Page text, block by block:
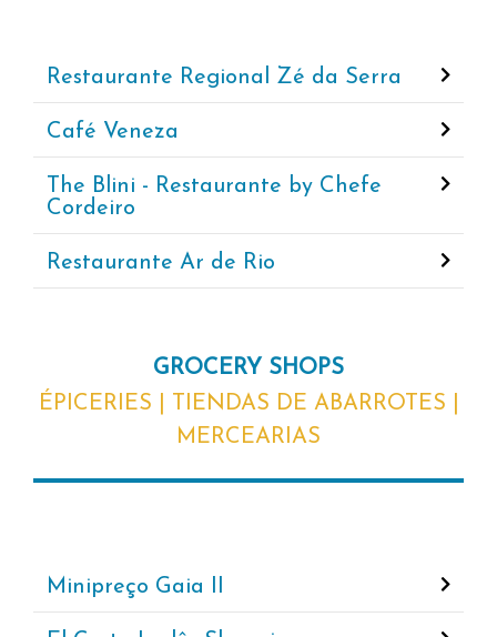
Restaurante Regional Zé da Serra
Café Veneza
The Blini - Restaurante by Chefe
Cordeiro
Restaurante Ar de Rio
GROCERY SHOPS
ÉPICERIES | TIENDAS DE ABARROTES |
MERCEARIAS
Minipreço Gaia II